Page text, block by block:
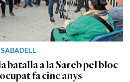
SABADELL
batalla a la Sareb pel bloc
fa cinc anys